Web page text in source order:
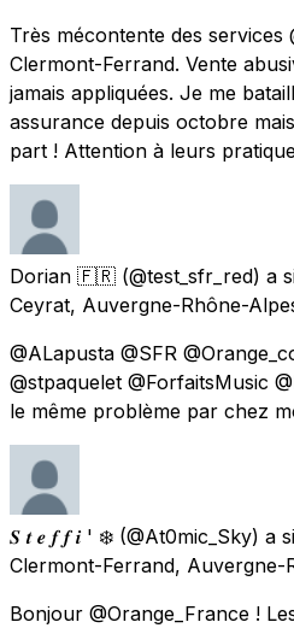
Très mécontente des services
Clermont-Ferrand. Vente
jamais appliquées. Je me
assurance depuis octobre
part ! Attention à leurs
Dorian 🇫🇷 (@test_sfr_red) a
Ceyrat, Auvergne-Rhône-
@ALapusta @SFR
@stpaquelet @ForfaitsMusic
le même problème par chez
𝑺 𝒕 𝒆 𝒇 𝒇 𝒊 ' ❄️ (@At0mic_Sky) a
Clermont-Ferrand, Auvergne-
Bonjour @Orange_France !